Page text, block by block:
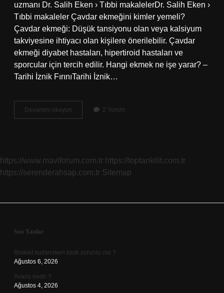
uzmanı Dr. Salih Eken › Tıbbi makalelerDr. Salih Eken ›
Tıbbi makaleler Çavdar ekmeğini kimler yemeli?
Çavdar ekmeği: Düşük tansiyonu olan veya kalsiyum
takviyesine ihtiyacı olan kişilere önerilebilir. Çavdar
ekmeği diyabet hastaları, hipertiroid hastaları ve
sporcular için tercih edilir. Hangi ekmek ne işe yarar? –
Tarihi İznik FırınıTarihi İznik…
Devamını okuyun
Ekmeği
2 Yorum
https://www.maviforum.com.tr https://toptankilit.com.tr
https://serenderahsap.com.tr Sitemap
Sidebar
Son Yazılar
Bisiklet kullanırken kask zorunlu mu ?
Ağustos 6, 2026
Avans nedir ?
Ağustos 4, 2026